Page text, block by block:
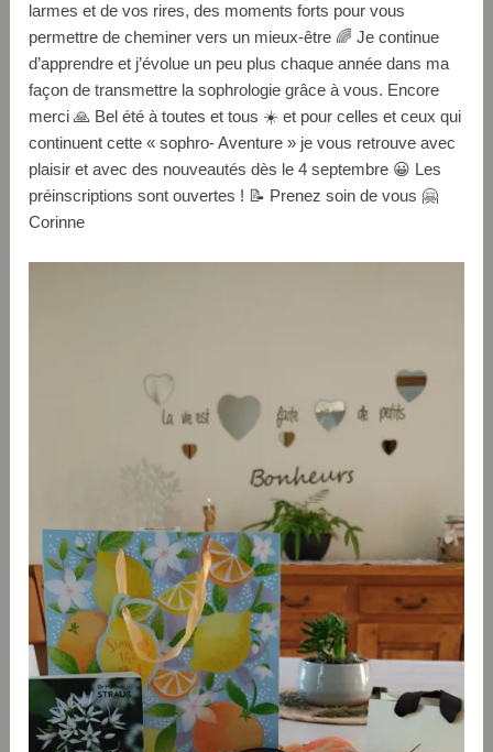
larmes et de vos rires, des moments forts pour vous
permettre de cheminer vers un mieux-être 🌈 Je continue
d’apprendre et j’évolue un peu plus chaque année dans ma
façon de transmettre la sophrologie grâce à vous. Encore
merci 🙏 Bel été à toutes et tous ☀️ et pour celles et ceux qui
continuent cette « sophro- Aventure » je vous retrouve avec
plaisir et avec des nouveautés dès le 4 septembre 😀 Les
préinscriptions sont ouvertes ! 📝 Prenez soin de vous 🤗
Corinne